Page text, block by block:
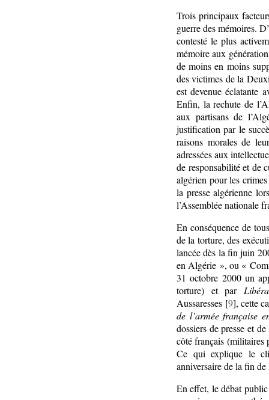
Trois principaux
guerre des mémoires.
contesté le plus
mémoire aux
de moins en moins
des victimes de la
est devenue éclatante
Enfin, la rechute de
aux partisans de
justification par le
raisons morales de
adressées aux
de responsabilité et de
algérien pour les
la presse algérienne
l’Assemblée nationale
En conséquence de
de la torture, des
lancée dès la fin juin
en Algérie », ou «
31 octobre 2000 un
torture) et par
Aussaresses [9], cette
de l’armée française
dossiers de presse et
côté français (militaires
Ce qui explique le
anniversaire de la fin
En effet, le débat